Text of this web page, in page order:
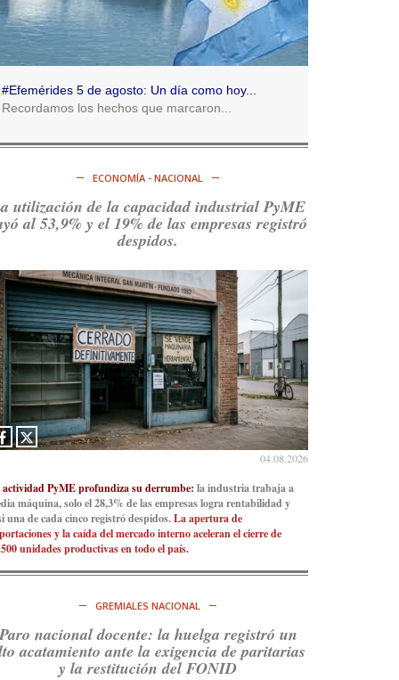
Consenso Patagónico
@consensopatagon
5d
Consenso Patagónico
@consensopatagon
sus derechos y por su organización. Hoy lo
a intentar. https://t.co/dOrTo1dv3D
Consenso Patagónico
@consensopatagon
@caortega64: A#50AñosDelGolpe, la memoria
presente y es futuro.https://t.co/uhRcKnCCc5
Ver en X
Consenso Patagónico
@consensopatagon
5d
con Irán al petróleohttps://t.co/IInL9uYZvh
t.co/ytaelKSfHm
Ver en X
Consenso Patagónico
Ver en X
#Efemérides 5 de agosto: Un día como hoy...
Recordamos los hechos que marcaron...
ECONOMÍA - NACIONAL
utilización de la capacidad industrial PyME
al 53,9% y el 19% de las empresas registró
despidos.
04.08.2026
PyME profundiza su derrumbe: la industria trabaja a
máquina, solo el 28,3% de las empresas logra rentabilidad y
una de cada cinco registró despidos.La apertura de
y la caída del mercado interno aceleran el cierre de
unidades productivas en todo el país.
GREMIALES NACIONAL
nacional docente: la huelga registró un
acatamiento ante la exigencia de paritarias
y la restitución del FONID